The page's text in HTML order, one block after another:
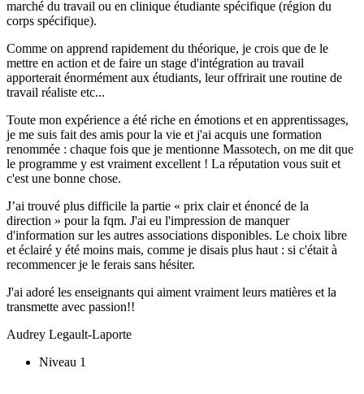
marché du travail ou en clinique étudiante spécifique (région du
corps spécifique).
Comme on apprend rapidement du théorique, je crois que de le
mettre en action et de faire un stage d'intégration au travail
apporterait énormément aux étudiants, leur offrirait une routine de
travail réaliste etc...
Toute mon expérience a été riche en émotions et en apprentissages,
je me suis fait des amis pour la vie et j'ai acquis une formation
renommée : chaque fois que je mentionne Massotech, on me dit que
le programme y est vraiment excellent ! La réputation vous suit et
c'est une bonne chose.
J’ai trouvé plus difficile la partie « prix clair et énoncé de la
direction » pour la fqm. J'ai eu l'impression de manquer
d'information sur les autres associations disponibles. Le choix libre
et éclairé y été moins mais, comme je disais plus haut : si c'était à
recommencer je le ferais sans hésiter.
J'ai adoré les enseignants qui aiment vraiment leurs matières et la
transmette avec passion!!
Audrey Legault-Laporte
Niveau 1